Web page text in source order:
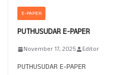
E-PAPER
PUTHUSUDAR E-PAPER
November 17, 2025 Editor
PUTHUSUDAR E-PAPER